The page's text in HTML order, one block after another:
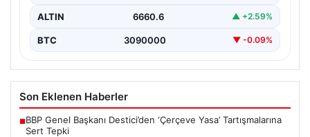
ALTIN 6660.6 ▲ +2.59%
BTC 3090000 ▼ -0.09%
Son Eklenen Haberler
■BBP Genel Başkanı Destici’den ‘Çerçeve Yasa’ Tartışmalarına
Sert Tepki